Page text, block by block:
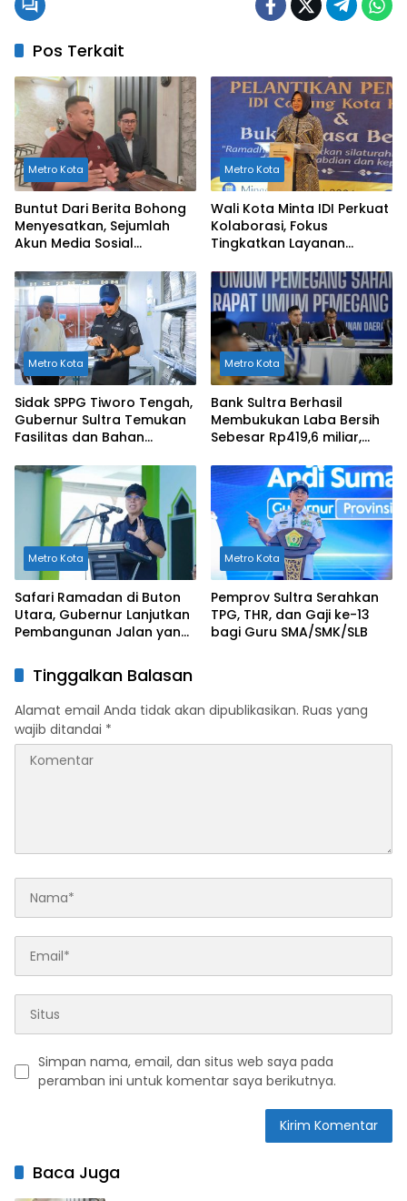
Pos Terkait
Metro Kota
Buntut Dari Berita Bohong
Menyesatkan, Sejumlah
Akun Media Sosial
Metro Kota
Wali Kota Minta IDI Perkuat
Kolaborasi, Fokus
Tingkatkan Layanan
Metro Kota
Sidak SPPG Tiworo Tengah,
Gubernur Sultra Temukan
Fasilitas dan Bahan
Standar
Metro Kota
Bank Sultra Berhasil
Membukukan Laba Bersih
Sebesar Rp419,6 miliar,
Capaian Tahun 2024
Metro Kota
Safari Ramadan di Buton
Utara, Gubernur Lanjutkan
Pembangunan Jalan yang
Metro Kota
Pemprov Sultra Serahkan
TPG, THR, dan Gaji ke-13
bagi Guru SMA/SMK/SLB
Tinggalkan Balasan
Alamat email Anda tidak akan dipublikasikan. Ruas yang
wajib ditandai *
Simpan nama, email, dan situs web saya pada
peramban ini untuk komentar saya berikutnya.
Baca Juga